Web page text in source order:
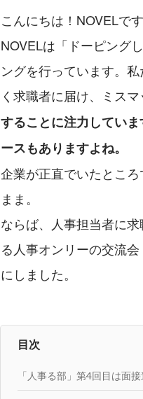
こんにちは！NOVELです
NOVELは「ドーピング
ングを行っています。
く求職者に届け、ミス
することに注力してい
ースもありますよね。
企業が正直でいたとこ
まま。
ならば、人事担当者に
る人事オンリーの交流
にしました。
目次
「人事る部」第4回目は面接